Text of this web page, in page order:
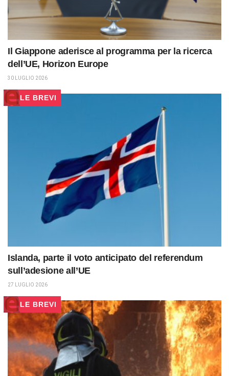
Il Giappone aderisce al programma per la ricerca
dell’UE, Horizon Europe
30 LUGLIO 2026
LE BREVI
Islanda, parte il voto anticipato del referendum
sull’adesione all’UE
27 LUGLIO 2026
LE BREVI